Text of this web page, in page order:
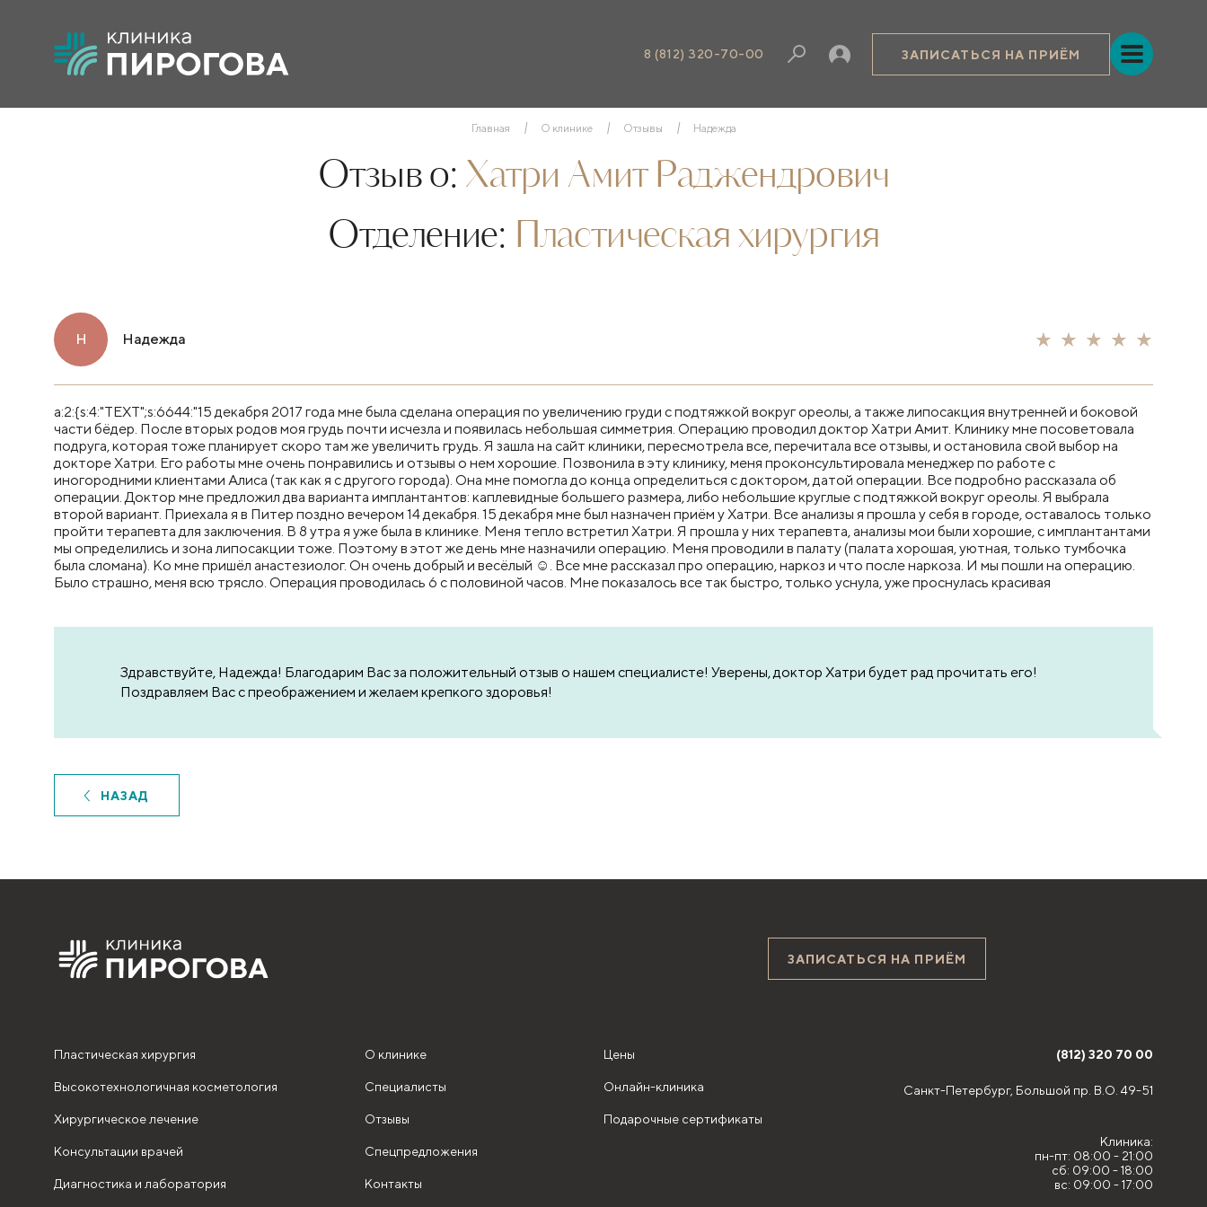
8 (812) 320-70-00 ЗАПИСАТЬСЯ НА ПРИЁМ
Главная О клинике Отзывы Надежда
Отзыв о: Хатри Амит Раджендрович
Отделение: Пластическая хирургия
Н Надежда
a:2:{s:4:"TEXT";s:6644:"15 декабря 2017 года мне была сделана операция по увеличению груди с подтяжкой вокруг ореолы, а также липосакция внутренней и боковой
части бёдер. После вторых родов моя грудь почти исчезла и появилась небольшая симметрия. Операцию проводил доктор Хатри Амит. Клинику мне посоветовала
подруга, которая тоже планирует скоро там же увеличить грудь. Я зашла на сайт клиники, пересмотрела все, перечитала все отзывы, и остановила свой выбор на
докторе Хатри. Его работы мне очень понравились и отзывы о нем хорошие. Позвонила в эту клинику, меня проконсультировала менеджер по работе с
иногородними клиентами Алиса (так как я с другого города). Она мне помогла до конца определиться с доктором, датой операции. Все подробно рассказала об
операции. Доктор мне предложил два варианта имплантантов: каплевидные большего размера, либо небольшие круглые с подтяжкой вокруг ореолы. Я выбрала
второй вариант. Приехала я в Питер поздно вечером 14 декабря. 15 декабря мне был назначен приём у Хатри. Все анализы я прошла у себя в городе, оставалось только
пройти терапевта для заключения. В 8 утра я уже была в клинике. Меня тепло встретил Хатри. Я прошла у них терапевта, анализы мои были хорошие, с имплантантами
мы определились и зона липосакции тоже. Поэтому в этот же день мне назначили операцию. Меня проводили в палату (палата хорошая, уютная, только тумбочка
была сломана). Ко мне пришёл анастезиолог. Он очень добрый и весёлый ☺️. Все мне рассказал про операцию, наркоз и что после наркоза. И мы пошли на операцию.
Было страшно, меня всю трясло. Операция проводилась 6 с половиной часов. Мне показалось все так быстро, только уснула, уже проснулась красивая
Здравствуйте, Надежда! Благодарим Вас за положительный отзыв о нашем специалисте! Уверены, доктор Хатри будет рад прочитать его!
Поздравляем Вас с преображением и желаем крепкого здоровья!
НАЗАД
ЗАПИСАТЬСЯ НА ПРИЁМ
Пластическая хирургия
Высокотехнологичная косметология
Хирургическое лечение
Консультации врачей
Диагностика и лаборатория
О клинике
Специалисты
Отзывы
Спецпредложения
Контакты
Цены
Онлайн-клиника
Подарочные сертификаты
(812) 320 70 00
Санкт-Петербург, Большой пр. В.О. 49-51
Клиника:
пн-пт: 08:00 - 21:00
сб: 09:00 - 18:00
вс: 09:00 - 17:00